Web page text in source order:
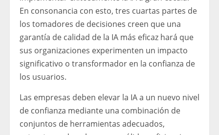
En consonancia con esto, tres cuartas partes de
los tomadores de decisiones creen que una
garantía de calidad de la IA más eficaz hará que
sus organizaciones experimenten un impacto
significativo o transformador en la confianza de
los usuarios.
Las empresas deben elevar la IA a un nuevo nivel
de confianza mediante una combinación de
conjuntos de herramientas adecuados,